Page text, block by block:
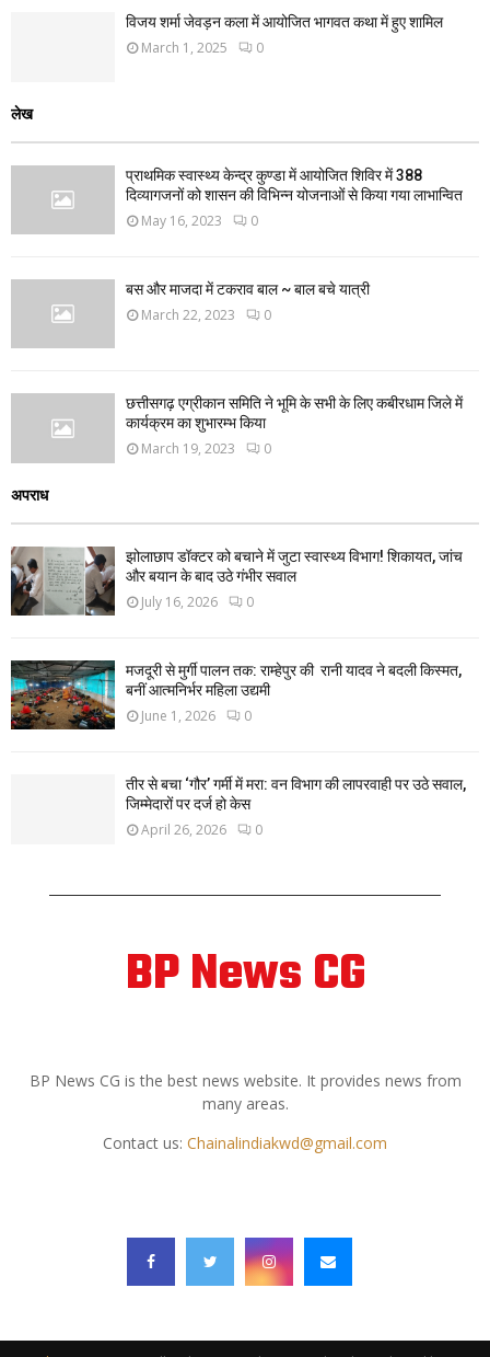
विजय शर्मा जेवड़न कला में आयोजित भागवत कथा में हुए शामिल
March 1, 2025 0
लेख
प्राथमिक स्वास्थ्य केन्द्र कुण्डा में आयोजित शिविर में 388
दिव्यागजनों को शासन की विभिन्न योजनाओं से किया गया लाभान्वित
May 16, 2023 0
बस और माजदा में टकराव बाल ~ बाल बचे यात्री
March 22, 2023 0
छत्तीसगढ़ एग्रीकान समिति ने भूमि के सभी के लिए कबीरधाम जिले में
कार्यक्रम का शुभारम्भ किया
March 19, 2023 0
अपराध
झोलाछाप डॉक्टर को बचाने में जुटा स्वास्थ्य विभाग! शिकायत, जांच
और बयान के बाद उठे गंभीर सवाल
July 16, 2026 0
मजदूरी से मुर्गी पालन तक: राम्हेपुर की रानी यादव ने बदली किस्मत,
बनीं आत्मनिर्भर महिला उद्यमी
June 1, 2026 0
तीर से बचा ‘गौर’ गर्मी में मरा: वन विभाग की लापरवाही पर उठे सवाल,
जिम्मेदारों पर दर्ज हो केस
April 26, 2026 0
BP News CG
BP News CG is the best news website. It provides news from
many areas.
Contact us: Chainalindiakwd@gmail.com